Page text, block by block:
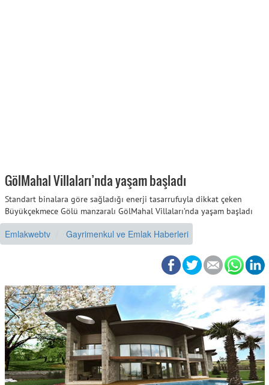
GölMahal Villaları’nda yaşam başladı
Standart binalara göre sağladığı enerji tasarrufuyla dikkat çeken
Büyükçekmece Gölü manzaralı GölMahal Villaları’nda yaşam başladı
Emlakwebtv Gayrimenkul ve Emlak Haberleri